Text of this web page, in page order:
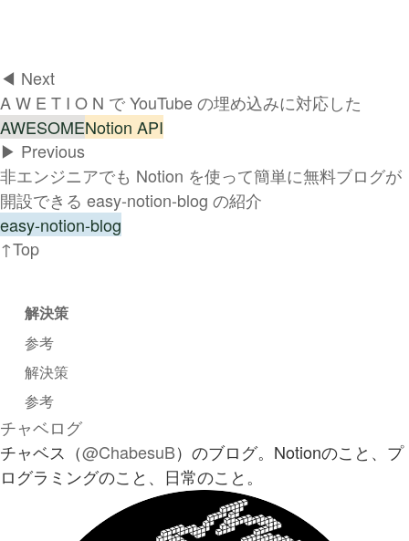
◀︎ Next
A W E T I O N で YouTube の埋め込みに対応した
AWESOMENotion API
▶︎ Previous
非エンジニアでも Notion を使って簡単に無料ブログが
開設できる easy-notion-blog の紹介
easy-notion-blog
↑Top
解決策
参考
解決策
参考
チャベログ
チャベス（@ChabesuB）のブログ。Notionのこと、プ
ログラミングのこと、日常のこと。